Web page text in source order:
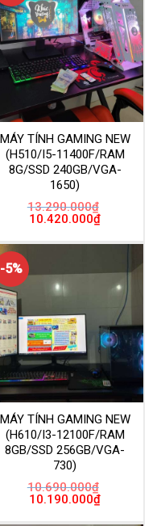
MÁY TÍNH GAMING NEW
(H510/I5-11400F/RAM
8G/SSD 240GB/VGA-
1650)
13.290.000₫
Giá
10.420.000₫Giá
-5%
MÁY TÍNH GAMING NEW
(H610/I3-12100F/RAM
8GB/SSD 256GB/VGA-
730)
10.690.000₫
Giá
10.190.000₫Giá